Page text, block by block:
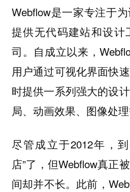
Webflow是一家专注于
提供无代码建站和设计
司。自成立以来，
用户通过可视化界面快
时提供一系列强大的设
局、动画效果、图像处理
尽管成立于2012年，
店”了，但Webflow真正
间却并不长。此前，